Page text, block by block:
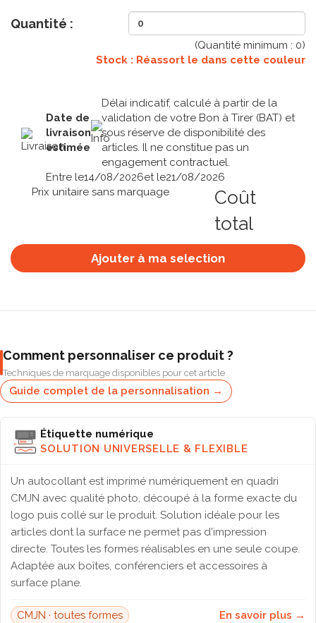
Quantité :
(Quantité minimum : 0)
Stock : Réassort le dans cette couleur
Date de
livraison
estimée
Délai indicatif, calculé à partir de la
validation de votre Bon à Tirer (BAT) et
sous réserve de disponibilité des
articles. Il ne constitue pas un
engagement contractuel.
Entre le14/08/2026et le21/08/2026
Prix unitaire sans marquage
Coût
total
Ajouter à ma selection
Comment personnaliser ce produit ?
Techniques de marquage disponibles pour cet article
Guide complet de la personnalisation →
Étiquette numérique
SOLUTION UNIVERSELLE & FLEXIBLE
Un autocollant est imprimé numériquement en quadri
CMJN avec qualité photo, découpé à la forme exacte du
logo puis collé sur le produit. Solution idéale pour les
articles dont la surface ne permet pas d'impression
directe. Toutes les formes réalisables en une seule coupe.
Adaptée aux boîtes, conférenciers et accessoires à
surface plane.
CMJN · toutes formes En savoir plus →